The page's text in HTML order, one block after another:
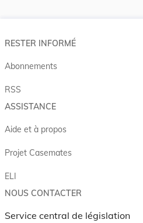
RESTER INFORMÉ
Abonnements
RSS
ASSISTANCE
Aide et à propos
Projet Casemates
ELI
NOUS CONTACTER
Service central de législation